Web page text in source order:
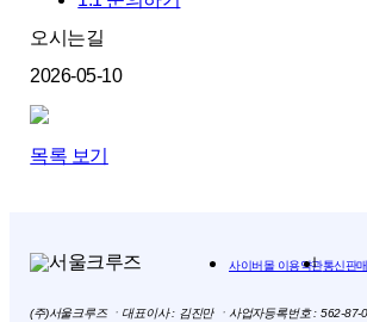
오시는길
2026-05-10
목록 보기
사이버몰 이용약관통신판
(주)서울크루즈 ㆍ대표이사 : 김진만 ㆍ사업자등록번호 : 562-